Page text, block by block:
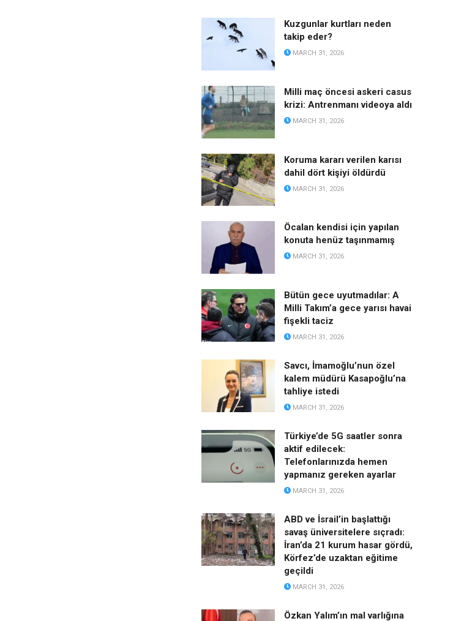
Kuzgunlar kurtları neden
takip eder?
MARCH 31, 2026
Milli maç öncesi askeri casus
krizi: Antrenmanı videoya aldı
MARCH 31, 2026
Koruma kararı verilen karısı
dahil dört kişiyi öldürdü
MARCH 31, 2026
Öcalan kendisi için yapılan
konuta henüz taşınmamış
MARCH 31, 2026
Bütün gece uyutmadılar: A
Milli Takım’a gece yarısı havai
fişekli taciz
MARCH 31, 2026
Savcı, İmamoğlu’nun özel
kalem müdürü Kasapoğlu’na
tahliye istedi
MARCH 31, 2026
Türkiye’de 5G saatler sonra
aktif edilecek:
Telefonlarınızda hemen
yapmanız gereken ayarlar
MARCH 31, 2026
ABD ve İsrail’in başlattığı
savaş üniversitelere sıçradı:
İran’da 21 kurum hasar gördü,
Körfez’de uzaktan eğitime
geçildi
MARCH 31, 2026
Özkan Yalım’ın mal varlığına